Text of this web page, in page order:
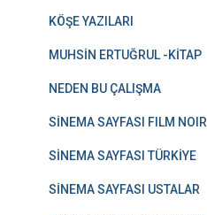
KÖŞE YAZILARI
MUHSİN ERTUĞRUL -KİTAP
NEDEN BU ÇALIŞMA
SİNEMA SAYFASI FILM NOIR
SİNEMA SAYFASI TÜRKİYE
SİNEMA SAYFASI USTALAR